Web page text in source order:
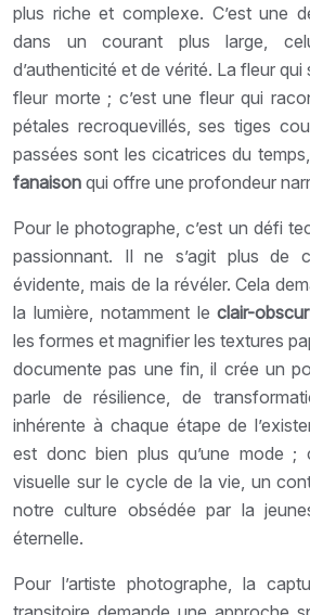
plus riche et complexe. C’est une
dans un courant plus large,
d’authenticité et de vérité. La fleur qui
fleur morte ; c’est une fleur qui
pétales recroquevillés, ses tiges
passées sont les cicatrices du
fanaison qui offre une profondeur
Pour le photographe, c’est un défi
passionnant. Il ne s’agit plus de
évidente, mais de la révéler. Cela
la lumière, notamment leclair-
les formes et magnifier les textures
documente pas une fin, il crée un
parle de résilience, de
inhérente à chaque étape de
est donc bien plus qu’une mode ;
visuelle sur le cycle de la vie, un
notre culture obsédée par la
éternelle.
Pour l’artiste photographe, la